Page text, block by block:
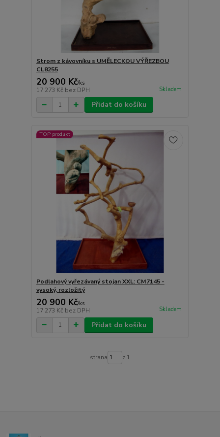
Strom z kávovníku s UMĚLECKOU VÝŘEZBOU
CL8255
20 900 Kč/ks
17 273 Kč bez DPH Skladem
Přidat do košíku
TOP produkt
Podlahový vyřezávaný stojan XXL: CM7145 -
vysoký, rozložitý
20 900 Kč/ks
17 273 Kč bez DPH Skladem
Přidat do košíku
strana z 1